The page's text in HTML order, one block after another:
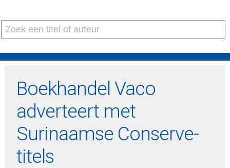
Boekhandel Vaco
adverteert met
Surinaamse Conserve-
titels